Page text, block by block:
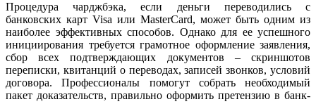
Процедура чарджбэка, если деньги переводились с
банковских карт Visa или MasterCard, может быть одним из
наиболее эффективных способов. Однако для ее успешного
инициирования требуется грамотное оформление заявления,
сбор всех подтверждающих документов – скриншотов
переписки, квитанций о переводах, записей звонков, условий
договора. Профессионалы помогут собрать необходимый
пакет доказательств, правильно оформить претензию в банк-